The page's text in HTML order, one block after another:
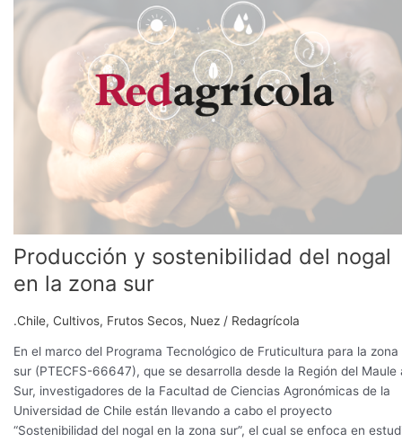
Producción y sostenibilidad del nogal
en la zona sur
.Chile, Cultivos, Frutos Secos, Nuez / Redagrícola
En el marco del Programa Tecnológico de Fruticultura para la zona
sur (PTECFS-66647), que se desarrolla desde la Región del Maule
Sur, investigadores de la Facultad de Ciencias Agronómicas de la
Universidad de Chile están llevando a cabo el proyecto
“Sostenibilidad del nogal en la zona sur”, el cual se enfoca en
zona